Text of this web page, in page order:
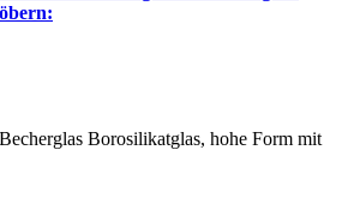
Borosilikatglas, hohe Form mit